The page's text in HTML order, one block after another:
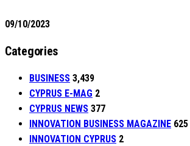
09/10/2023
Categories
BUSINESS 3,439
CYPRUS E-MAG 2
CYPRUS NEWS 377
INNOVATION BUSINESS MAGAZINE 625
INNOVATION CYPRUS 2